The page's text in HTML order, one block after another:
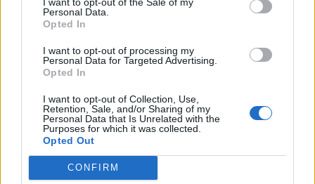
Personal Data.
Opted In
I want to opt-out of processing my
Personal Data for Targeted Advertising.
Opted In
I want to opt-out of Collection, Use,
Retention, Sale, and/or Sharing of my
Personal Data that Is Unrelated with the
Purposes for which it was collected.
Opted Out
CONFIRM